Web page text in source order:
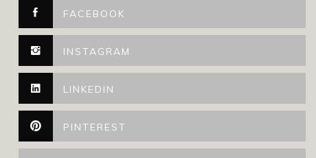
FACEBOOK
INSTAGRAM
LINKEDIN
PINTEREST